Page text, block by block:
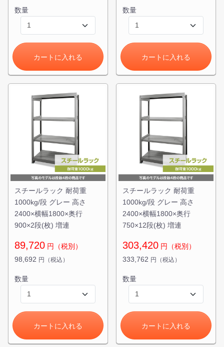
数量
カートに入れる
数量
カートに入れる
スチールラック 耐荷重
1000kg/段 グレー 高さ
2400×横幅1800×奥行
900×2段(枚) 増連
89,720 円（税別）
98,692 円（税込）
数量
カートに入れる
スチールラック 耐荷重
1000kg/段 グレー 高さ
2400×横幅1800×奥行
750×12段(枚) 増連
303,420 円（税別）
333,762 円（税込）
数量
カートに入れる
カートに追加しました。
スチールラック3台以上の場合、見積書にてお値引き保証い
たします！
ます(安心保証付き)
無料お見積する
お買い物を続ける